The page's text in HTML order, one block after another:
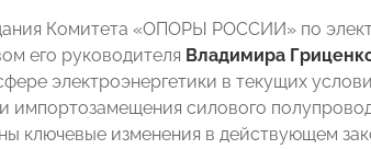
Комитета «ОПОРЫ РОССИИ» по
его руководителя Владимира
электроэнергетики в текущих
импортозамещения силового
ключевые изменения в действующем